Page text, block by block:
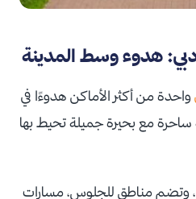
هدوء وسط المدينة
واحدة من أكثر الأماكن هدوءًا في
ساحرة مع بحيرة جميلة تحيط بها
افتتحت الحديقة عام 2009، وتضم مناطق للجلوس، مسارات